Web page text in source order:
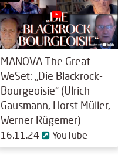
MANOVA The Great
WeSet: „Die Blackrock-
Bourgeoisie“ (Ulrich
Gausmann, Horst Müller,
Werner Rügemer)
16.11.24 YouTube